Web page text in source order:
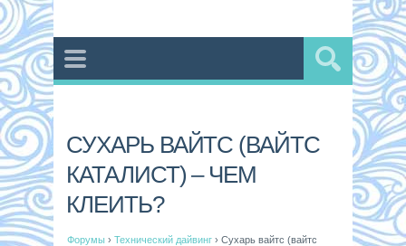
СУХАРЬ ВАЙТС (ВАЙТС
КАТАЛИСТ) – ЧЕМ
КЛЕИТЬ?
Форумы › Технический дайвинг › Сухарь вайтс (вайтс